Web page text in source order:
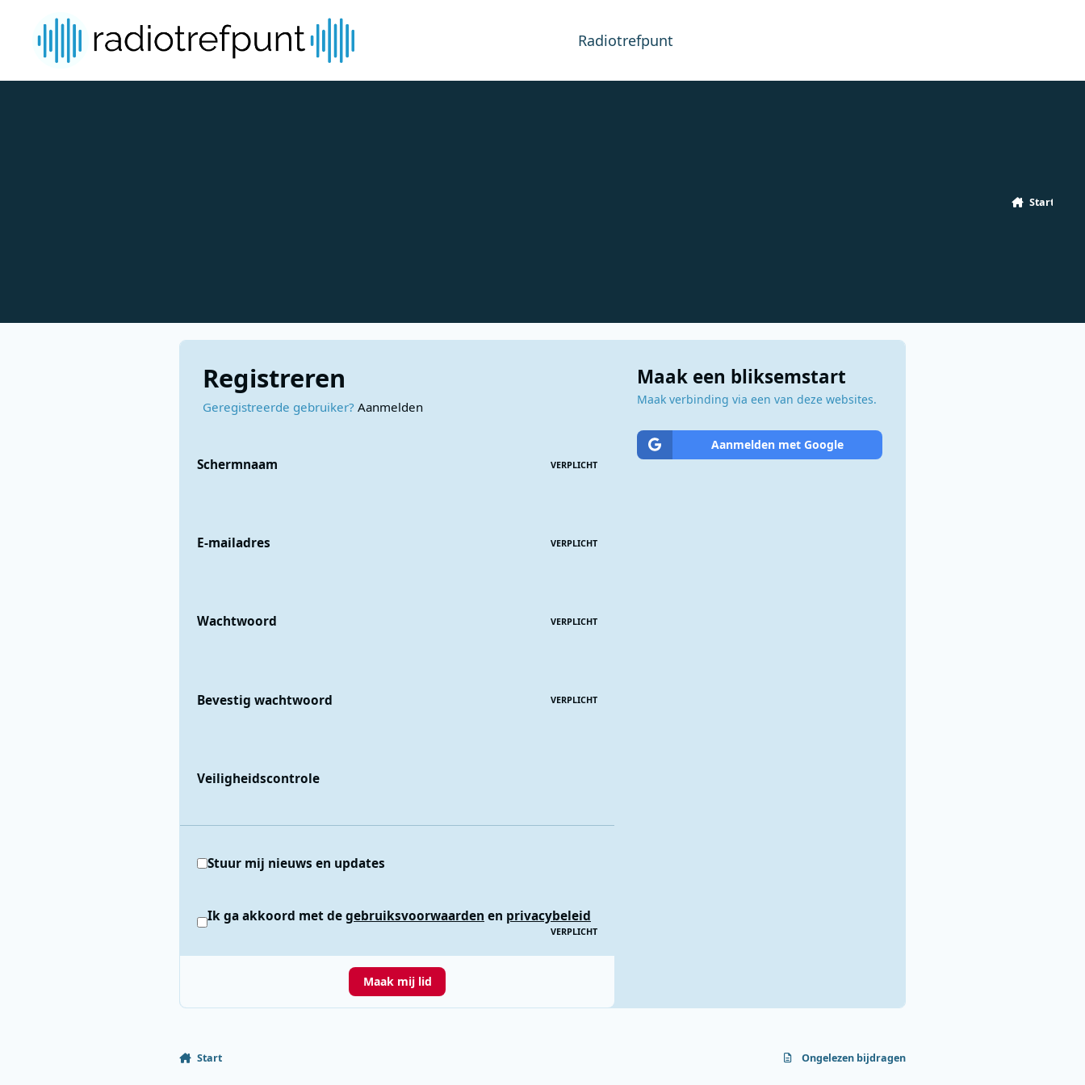
Radiotrefpunt
Start
Registreren
Geregistreerde gebruiker? Aanmelden
Schermnaam VERPLICHT
E-mailadres VERPLICHT
Wachtwoord VERPLICHT
Bevestig wachtwoord VERPLICHT
Veiligheidscontrole
Stuur mij nieuws en updates
Ik ga akkoord met degebruiksvoorwaarden en privacybeleid
VERPLICHT
Maak mij lid
Maak een bliksemstart
Maak verbinding via een van deze websites.
Aanmelden met Google
Start Ongelezen bijdragen